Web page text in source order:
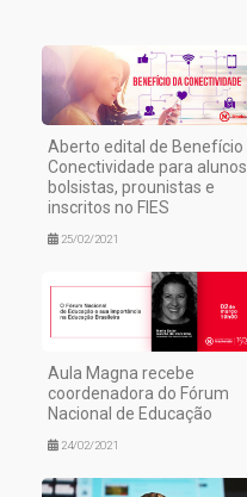
Aberto edital de Benefício
Conectividade para alunos
bolsistas, prounistas e
inscritos no FIES
25/02/2021
Aula Magna recebe
coordenadora do Fórum
Nacional de Educação
24/02/2021